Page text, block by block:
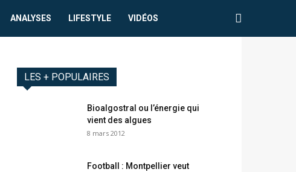
ANALYSES LIFESTYLE VIDÉOS
LES + POPULAIRES
Bioalgostral ou l’énergie qui
vient des algues
8 mars 2012
Football : Montpellier veut